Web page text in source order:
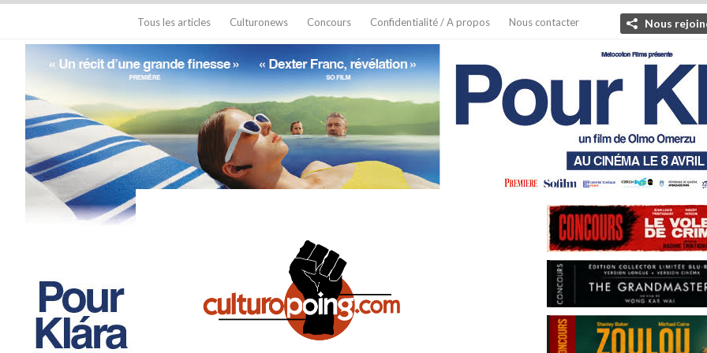
Tous les articles Culturonews Concours Confidentialité / A propos Nous contacter Nous